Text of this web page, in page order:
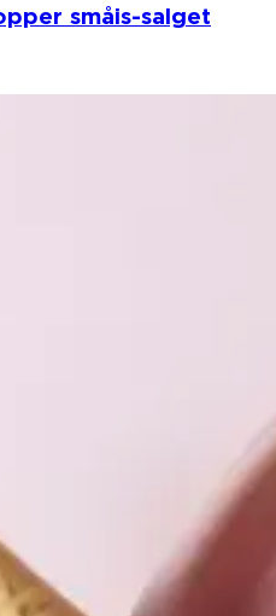
småis-salget